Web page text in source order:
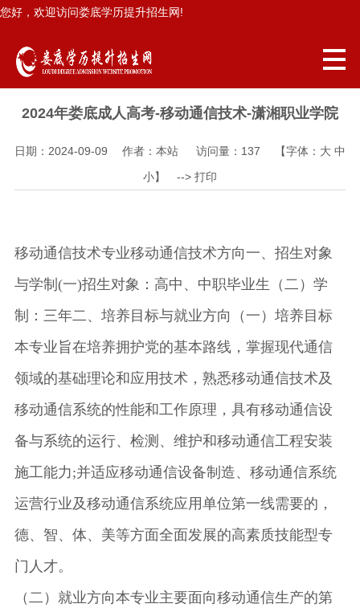
您好，欢迎访问娄底学历提升招生网!
2024年娄底成人高考-移动通信技术-潇湘职业学院
日期：2024-09-09 作者：本站 访问量： 137 【字体： 大 中
小】 --> 打印
移动通信技术专业移动通信技术方向一、招生对象
与学制(一)招生对象：高中、中职毕业生（二）学
制：三年二、培养目标与就业方向（一）培养目标
本专业旨在培养拥护党的基本路线，掌握现代通信
领域的基础理论和应用技术，熟悉移动通信技术及
移动通信系统的性能和工作原理，具有移动通信设
备与系统的运行、检测、维护和移动通信工程安装
施工能力;并适应移动通信设备制造、移动通信系统
运营行业及移动通信系统应用单位第一线需要的，
德、智、体、美等方面全面发展的高素质技能型专
门人才。
（二）就业方向本专业主要面向移动通信生产的第